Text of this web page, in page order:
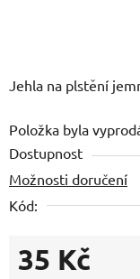
Jehla na plstění
Položka byla
Dostupnost
Možnosti doručení
Kód:
35 Kč